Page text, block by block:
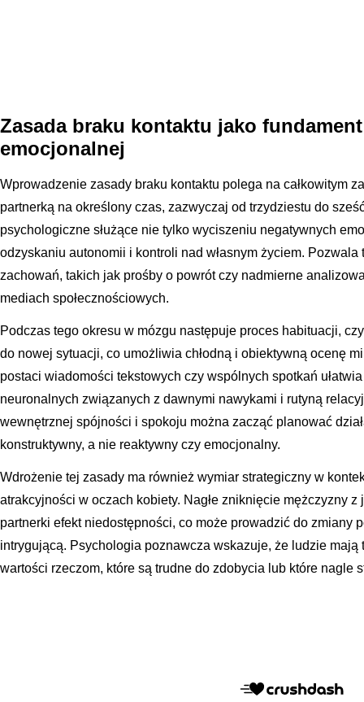
Zasada braku kontaktu jako
emocjonalnej
Wprowadzenie zasady braku kontaktu polega na całkowitym
partnerką na określony czas, zazwyczaj od trzydziestu do
psychologiczne służące nie tylko wyciszeniu negatywnych
odzyskaniu autonomii i kontroli nad własnym życiem.
zachowań, takich jak prośby o powrót czy nadmierne
mediach społecznościowych.
Podczas tego okresu w mózgu następuje proces habituacji,
do nowej sytuacji, co umożliwia chłodną i obiektywną ocenę
postaci wiadomości tekstowych czy wspólnych spotkań
neuronalnych związanych z dawnymi nawykami i rutyną
wewnętrznej spójności i spokoju można zacząć planować
konstruktywny, a nie reaktywny czy emocjonalny.
Wdrożenie tej zasady ma również wymiar strategiczny w
atrakcyjności w oczach kobiety. Nagłe zniknięcie mężczyzny
partnerki efekt niedostępności, co może prowadzić do zmiany
intrygującą. Psychologia poznawcza wskazuje, że ludzie
wartości rzeczom, które są trudne do zdobycia lub które nagle